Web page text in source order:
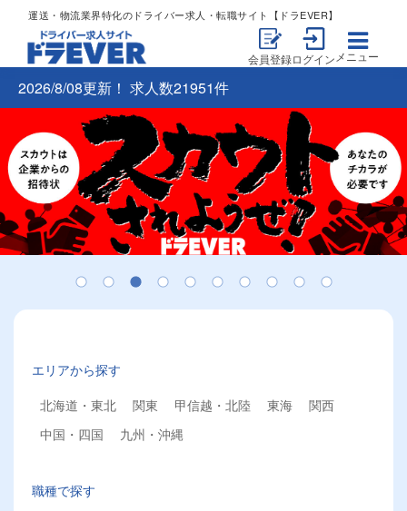
運送・物流業界特化のドライバー求人・転職サイト【ドラEVER】
会員登録ログイン メニュー
2026/8/08更新！ 求人数21951件
エリアから探す
北海道・東北
関東 甲信越・北陸 東海
関西
中国・四国
九州・沖縄
職種で探す